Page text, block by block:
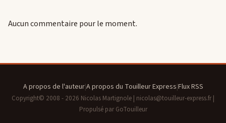
Aucun commentaire pour le moment.
A propos de l'auteur|A propos du Touilleur Express|Flux RSS
Copyright© 2008 - 2026 Nicolas Martignole | nicolas@touilleur-express.fr |
Propulsé par GoTouilleur